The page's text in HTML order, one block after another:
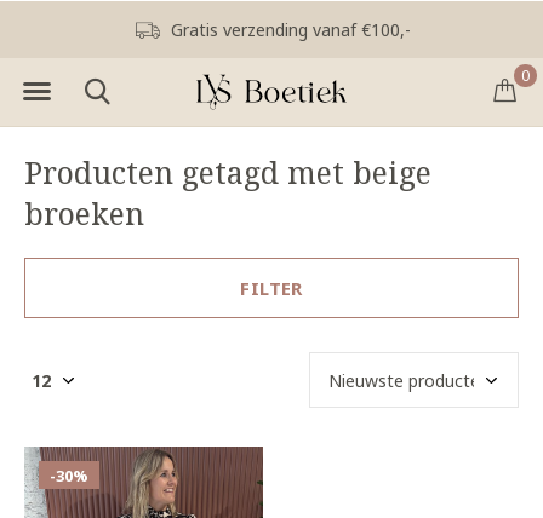
0
Gratis verzending vanaf €100,-
Producten getagd met beige
broeken
FILTER
-30%